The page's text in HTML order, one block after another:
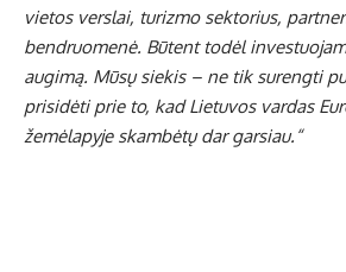
vietos verslai, turizmo sektorius,
bendruomenė. Būtent todėl
augimą. Mūsų siekis – ne tik surengti
prisidėti prie to, kad Lietuvos vardas
žemėlapyje skambėtų dar garsiau.“